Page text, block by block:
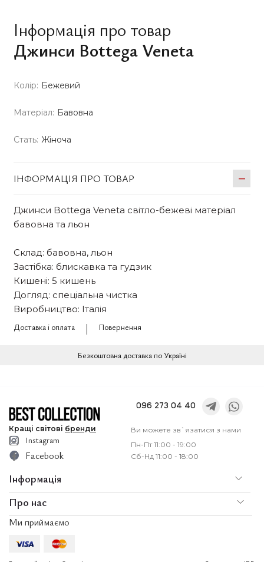
Інформація про товар
Джинси Bottega Veneta
Колір: Бежевий
Матеріал: Бавовна
Стать: Жіноча
ІНФОРМАЦІЯ ПРО ТОВАР
Джинси Bottega Veneta світло-бежеві матеріал
бавовна та льон
Склад: бавовна, льон
Застібка: блискавка та гудзик
Кишені: 5 кишень
Догляд: спеціальна чистка
Виробництво: Італія
Доставка і оплата
Повернення
Безкоштовна доставка по Україні
Кращі світові бренди
096 273 04 40
Ви можете зв`язатися з нами
Пн-Пт 11:00 - 19:00
Сб-Нд 11:00 - 18:00
Про нас
Послуги
Інформація
Доставка і оплата
Instagram
Facebook
Ми приймаємо